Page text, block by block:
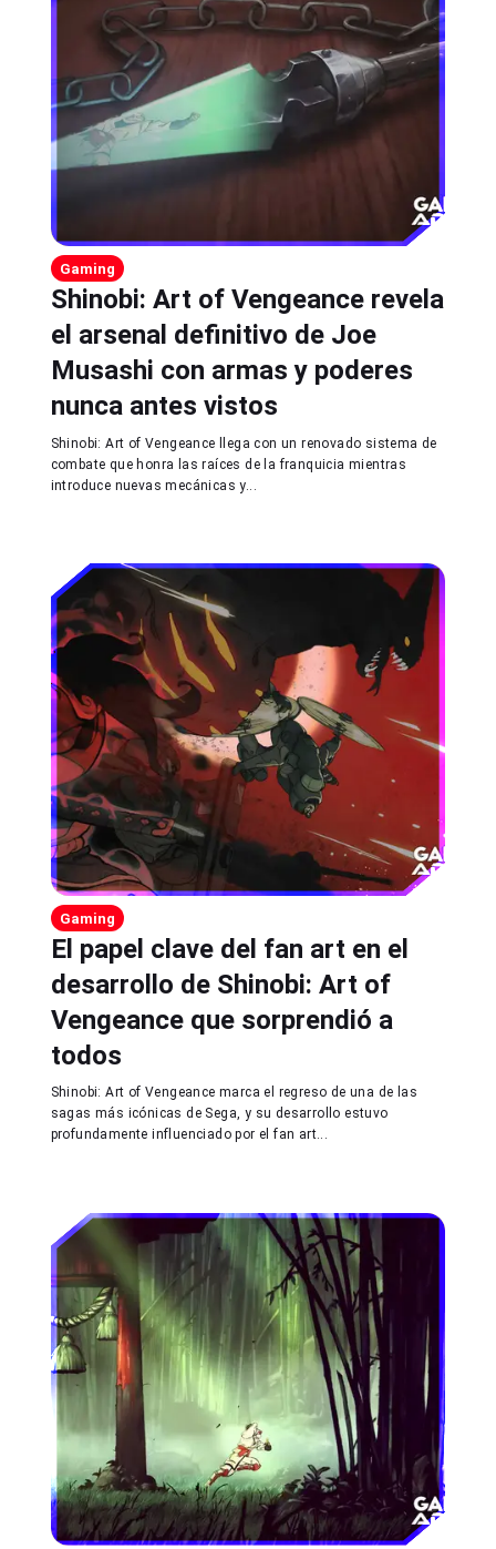
Gaming
Shinobi: Art of Vengeance revela
el arsenal definitivo de Joe
Musashi con armas y poderes
nunca antes vistos
Shinobi: Art of Vengeance llega con un renovado sistema de
combate que honra las raíces de la franquicia mientras
introduce nuevas mecánicas y...
Gaming
El papel clave del fan art en el
desarrollo de Shinobi: Art of
Vengeance que sorprendió a
todos
Shinobi: Art of Vengeance marca el regreso de una de las
sagas más icónicas de Sega, y su desarrollo estuvo
profundamente influenciado por el fan art...